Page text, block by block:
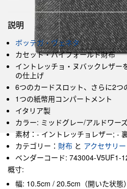
説明
ボッテガ・ヴェネタ
カセット・バイフォールド財布
イントレッチョ・ヌバックレザー
の仕上げ
6つのカードスロット、さらに2つ
1つの紙幣用コンパートメント
イタリア製
カラー: ミッドグレー/アルドワー
素材：- イントレッチョレザー; -
カテゴリー： 財布 と アクセサリー
ベンダーコード: 743004-V5UF1-
概寸:
幅: 10.5cm / 20.5cm（開いた状態）